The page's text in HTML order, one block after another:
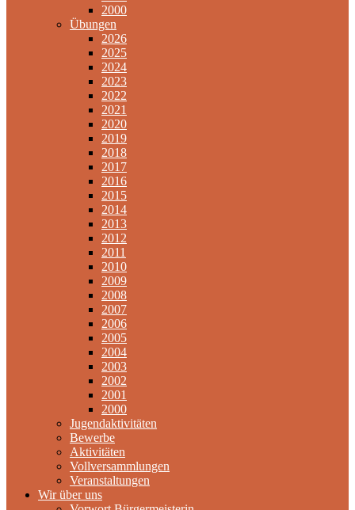
2000
Übungen
2026
2025
2024
2023
2022
2021
2020
2019
2018
2017
2016
2015
2014
2013
2012
2011
2010
2009
2008
2007
2006
2005
2004
2003
2002
2001
2000
Jugendaktivitäten
Bewerbe
Aktivitäten
Vollversammlungen
Veranstaltungen
Wir über uns